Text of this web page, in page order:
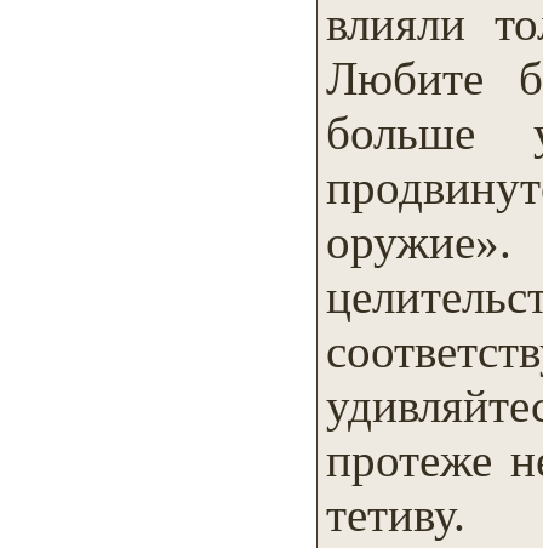
влияли
Любите
больше
протеже
тетиву.